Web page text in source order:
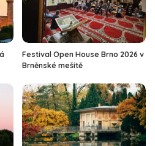
Festival Open House Brno 2026 v
Brněnské mešitě